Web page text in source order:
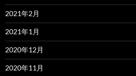
2021年2月
2021年1月
2020年12月
2020年11月